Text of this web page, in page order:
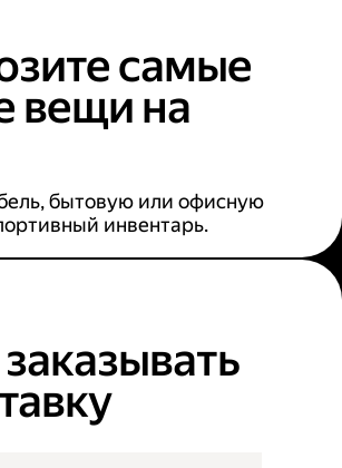
самые
вещи на
бытовую или офисную
инвентарь.